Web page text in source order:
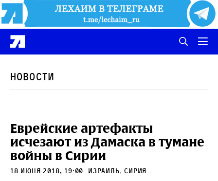
Новости
Еврейские артефакты
исчезают из Дамаска в тумане
войны в Сирии
18 июня 2018, 19:00 Израиль,Сирия